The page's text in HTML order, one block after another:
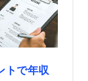
トで年収